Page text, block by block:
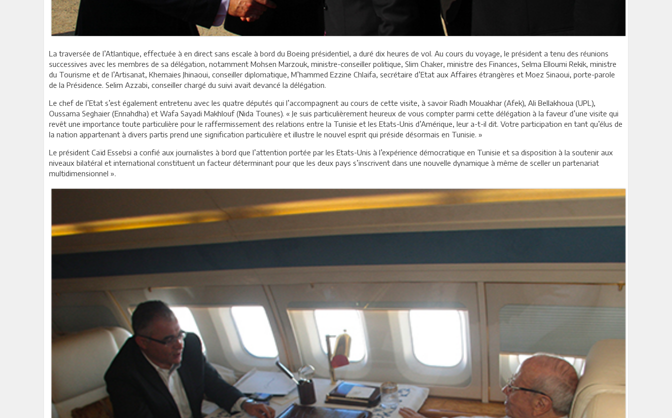
La traversée de l’Atlantique, effectuée à en direct sans escale à bord du Boeing présidentiel, a duré dix heures de vol. Au cours du voyage, le président a tenu des réunions
successives avec les membres de sa délégation, notamment Mohsen Marzouk, ministre-conseiller politique, Slim Chaker, ministre des Finances, Selma Elloumi Rekik, ministre
du Tourisme et de l’Artisanat, Khemaies Jhinaoui, conseiller diplomatique, M’hammed Ezzine Chlaifa, secrétaire d’Etat aux Affaires étrangères et Moez Sinaoui, porte-parole
de la Présidence. Selim Azzabi, conseiller chargé du suivi avait devancé la délégation.
Le chef de l’Etat s’est également entretenu avec les quatre députés qui l’accompagnent au cours de cette visite, à savoir Riadh Mouakhar (Afek), Ali Bellakhoua (UPL),
Oussama Seghaier (Ennahdha) et Wafa Sayadi Makhlouf (Nida Tounes). « Je suis particulièrement heureux de vous compter parmi cette délégation à la faveur d’une visite qui
revêt une importance toute particulière pour le raffermissement des relations entre la Tunisie et les Etats-Unis d’Amérique, leur a-t-il dit. Votre participation en tant qu’élus de
la nation appartenant à divers partis prend une signification particulière et illustre le nouvel esprit qui préside désormais en Tunisie. »
Le président Caïd Essebsi a confié aux journalistes à bord que l’attention portée par les Etats-Unis à l’expérience démocratique en Tunisie et sa disposition à la soutenir aux
niveaux bilatéral et international constituent un facteur déterminant pour que les deux pays s’inscrivent dans une nouvelle dynamique à même de sceller un partenariat
multidimensionnel ».